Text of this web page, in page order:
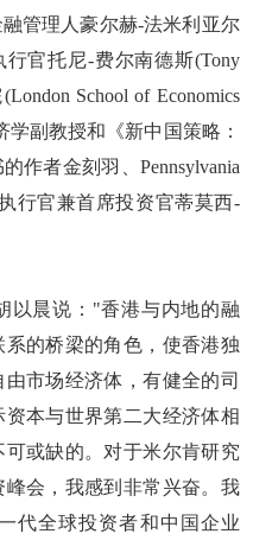
管理人豪尔赫-法米利亚尔
行官托尼-费尔南德斯(Tony
School of Economics
学副教授和《新中国策略：
作者金刻羽、Pennsylvania
执行官兼首席投资官蒂莫西-
晨说："香港与内地的融
的桥梁的角色，使香港独
市场经济体，有健全的司
本与世界第二大经济体相
或缺的。对于米尔肯研究
会，我感到非常兴奋。我
代全球投资者和中国企业